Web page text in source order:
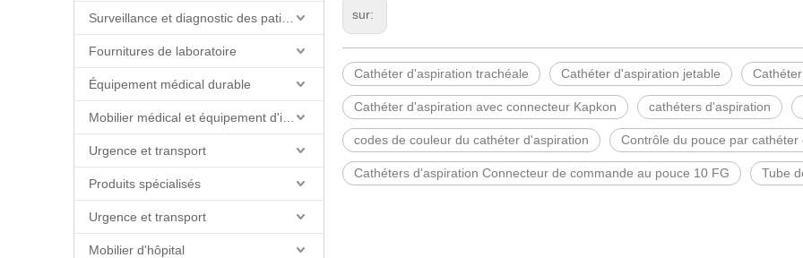
Fournitures de laboratoire
Équipement médical durable
Urgence et transport
Produits spécialisés
Urgence et transport
Mobilier d'hôpital
sur:
Cathéter d'aspiration trachéale Cathéter d'aspiration jetable
Cathéter d'aspiration avec connecteur Kapkon cathéters d'aspiration
codes de couleur du cathéter d'aspiration Contrôle du pouce par cathéter
Cathéters d'aspiration Connecteur de commande au pouce 10 FG Tube